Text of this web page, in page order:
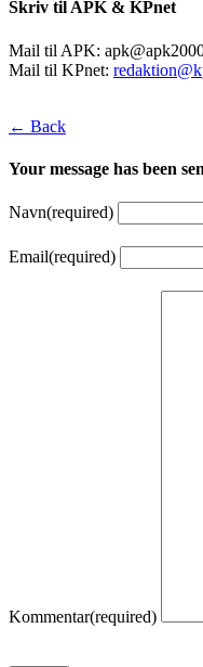
Skriv til APK & KPnet
Mail til APK:
Mail til KPnet:
← Back
Your message has been
Navn(required)
Email(required)
Kommentar(required)